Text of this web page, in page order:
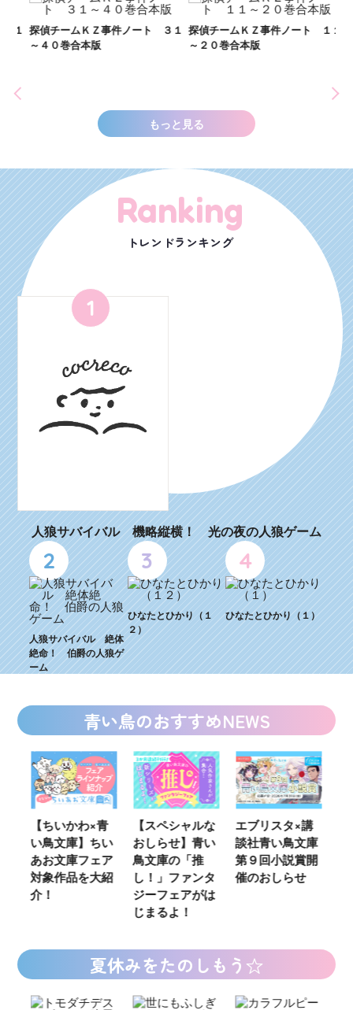
探偵チームＫＺ事件ノート ３１
～４０巻合本版
探偵チームＫＺ事件ノート １１
～２０巻合本版
もっと見る
Ranking
トレンドランキング
1
人狼サバイバル 機略縦横！ 光の夜の人狼ゲーム
2
人狼サバイバル 絶体
絶命！ 伯爵の人狼ゲ
ーム
3
ひなたとひかり（１
２）
4
ひなたとひかり（１）
青い鳥のおすすめNEWS
【ちいかわ×青
い鳥文庫】ちい
あお文庫フェア
対象作品を大紹
介！
【スペシャルな
おしらせ】青い
鳥文庫の「推
し！」ファンタ
ジーフェアがは
じまるよ！
エブリスタ×講
談社青い鳥文庫
第９回小説賞開
催のおしらせ
夏休みをたのしもう☆